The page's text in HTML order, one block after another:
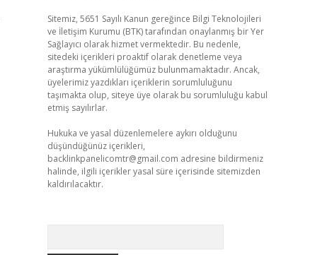
Sitemiz, 5651 Sayılı Kanun gereğince Bilgi Teknolojileri
ve İletişim Kurumu (BTK) tarafından onaylanmış bir Yer
Sağlayıcı olarak hizmet vermektedir. Bu nedenle,
sitedeki içerikleri proaktif olarak denetleme veya
araştırma yükümlülüğümüz bulunmamaktadır. Ancak,
üyelerimiz yazdıkları içeriklerin sorumluluğunu
taşımakta olup, siteye üye olarak bu sorumluluğu kabul
etmiş sayılırlar.
Hukuka ve yasal düzenlemelere aykırı olduğunu
düşündüğünüz içerikleri,
backlinkpanelicomtr@gmail.com adresine bildirmeniz
halinde, ilgili içerikler yasal süre içerisinde sitemizden
kaldırılacaktır.